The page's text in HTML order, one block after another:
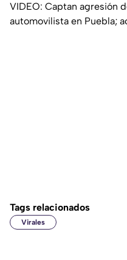
VIDEO: Captan agresión
automovilista en Puebla;
Tags relacionados
Virales